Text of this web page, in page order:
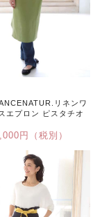
リネンワ
エプロン ピスタチオ
円（税別）